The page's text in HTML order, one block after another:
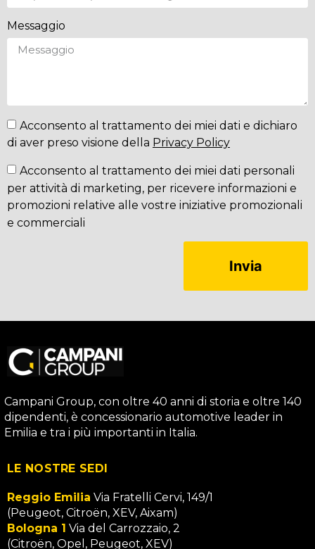
Messaggio
Acconsento al trattamento dei miei dati e dichiaro
di aver preso visione della Privacy Policy
Acconsento al trattamento dei miei dati personali
per attività di marketing, per ricevere informazioni e
promozioni relative alle vostre iniziative promozionali
e commerciali
Invia
Campani Group, con oltre 40 anni di storia e oltre 140
dipendenti, è concessionario automotive leader in
Emilia e tra i più importanti in Italia.
LE NOSTRE SEDI
Reggio Emilia Via Fratelli Cervi, 149/1
(Peugeot, Citroën, XEV, Aixam)
Bologna 1 Via del Carrozzaio, 2
(Citroën, Opel, Peugeot, XEV)